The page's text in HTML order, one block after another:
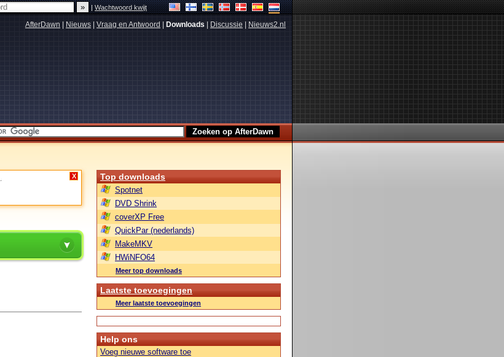
|Wachtwoord kwijt
AfterDawn Nieuws Vraag en Antwoord Downloads Discussie Nieuws2.nl
X Top downloads
Spotnet
DVD Shrink
coverXP Free
QuickPar (nederlands)
MakeMKV
HWiNFO64
Meer top downloads
Laatste toevoegingen
Meer laatste toevoegingen
Help ons
Voeg nieuwe software toe